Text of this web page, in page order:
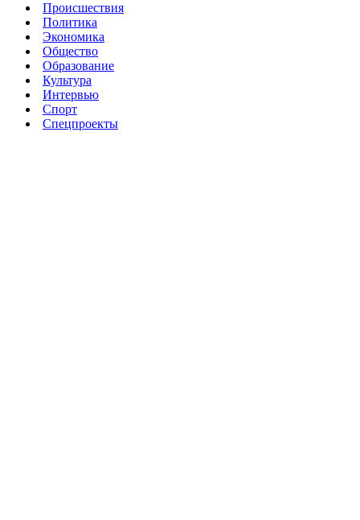
Происшествия
Политика
Экономика
Общество
Образование
Культура
Интервью
Спорт
Спецпроекты